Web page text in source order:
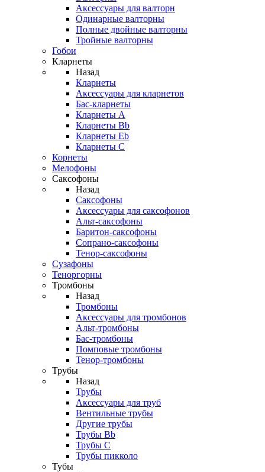
Аксессуары для валторн
Одинарные валторны
Полные двойные валторны
Тройные валторны
Гобои
Кларнеты
Назад
Кларнеты
Аксессуары для кларнетов
Бас-кларнеты
Кларнеты A
Кларнеты Bb
Кларнеты Eb
Кларнеты С
Корнеты
Мелофоны
Саксофоны
Назад
Саксофоны
Аксессуары для саксофонов
Альт-саксофоны
Баритон-саксофоны
Сопрано-саксофоны
Тенор-саксофоны
Сузафоны
Теноргорны
Тромбоны
Назад
Тромбоны
Аксессуары для тромбонов
Альт-тромбоны
Бас-тромбоны
Помповые тромбоны
Тенор-тромбоны
Трубы
Назад
Трубы
Аксессуары для труб
Вентильные трубы
Другие трубы
Трубы Bb
Трубы C
Трубы пикколо
Тубы